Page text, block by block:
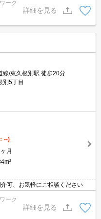
低料金設定なので光熱費を抑
ーク
詳細を見る
線/東久根別駅 徒歩20分
別5丁目
--)
月
可、お気軽にご相談ください
ーク
詳細を見る